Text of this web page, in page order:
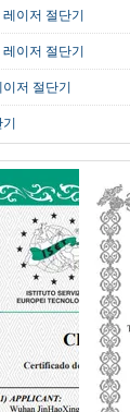
이저 절단기
이저 절단기
저 절단기